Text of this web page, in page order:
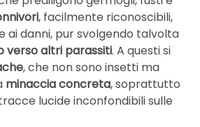
, facilmente riconoscibili,
ai danni, pur svolgendo talvolta
verso altri parassiti. A questi si
, che non sono insetti ma
minaccia concreta, soprattutto
lucide inconfondibili sulle